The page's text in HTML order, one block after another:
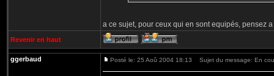
a ce sujet, pour ceux qui en sont equipés, pensez
Revenir en haut
ggerbaud Posté le: 25 Aoû 2004 18:13 Sujet du message: En